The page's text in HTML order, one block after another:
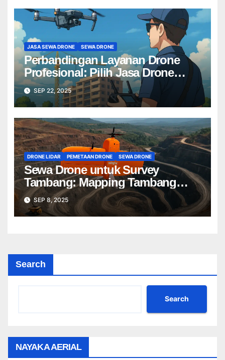
JASA SEWA DRONE SEWA DRONE
Perbandingan Layanan Drone
Profesional: Pilih Jasa Drone
Terbaik untuk Proyek Anda
SEP 22, 2025
DRONE LIDAR PEMETAAN DRONE SEWA DRONE
Sewa Drone untuk Survey
Tambang: Mapping Tambang
Profesional Lebih Cepat & Akurat
SEP 8, 2025
Search
Search
NAYAKA AERIAL